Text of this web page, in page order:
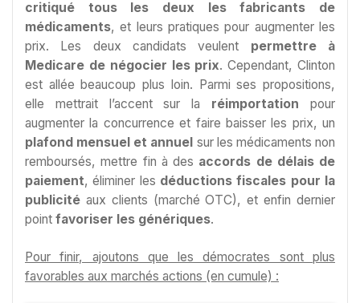
critiqué tous les deux les fabricants de
médicaments, et leurs pratiques pour augmenter les
prix. Les deux candidats veulent permettre à
Medicare de négocier les prix. Cependant, Clinton
est allée beaucoup plus loin. Parmi ses propositions,
elle mettrait l’accent sur la réimportation pour
augmenter la concurrence et faire baisser les prix, un
plafond mensuel et annuel sur les médicaments non
remboursés, mettre fin à des accords de délais de
paiement, éliminer les déductions fiscales pour la
publicité aux clients (marché OTC), et enfin dernier
point favoriser les génériques.
Pour finir, ajoutons que les démocrates sont plus
favorables aux marchés actions (en cumule) :